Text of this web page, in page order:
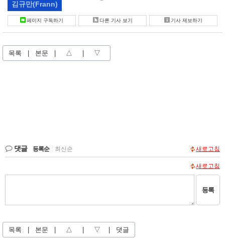
김규만(Frann)
페이지 구독하기 다른 기사 보기 기사 제보하기
목록 | 본문 | △ | ▽
댓글 등록순 최신순 새로고침
새로고침
등록
목록 | 본문 | △ | ▽ | 댓글